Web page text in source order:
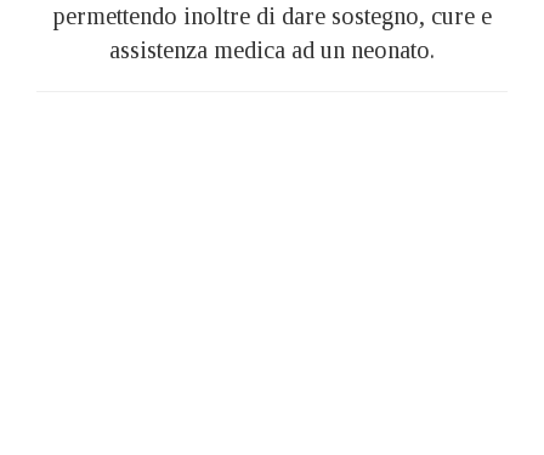
permettendo inoltre di dare sostegno, cure e
assistenza medica ad un neonato.